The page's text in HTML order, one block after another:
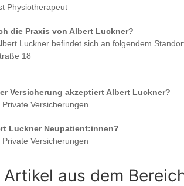
Physiotherapeut
die Praxis von Albert Luckner?
Luckner befindet sich an folgendem
18
Versicherung akzeptiert Albert Luckner?
Versicherungen
LucknerNeupatient:innen?
Versicherungen
aus dem